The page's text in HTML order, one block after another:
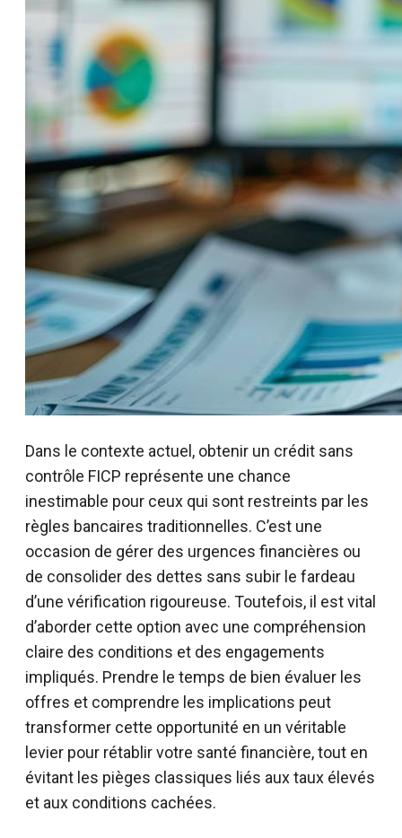
Dans le contexte actuel, obtenir un crédit sans
contrôle FICP représente une chance
inestimable pour ceux qui sont restreints par les
règles bancaires traditionnelles. C’est une
occasion de gérer des urgences financières ou
de consolider des dettes sans subir le fardeau
d’une vérification rigoureuse. Toutefois, il est vital
d’aborder cette option avec une compréhension
claire des conditions et des engagements
impliqués. Prendre le temps de bien évaluer les
offres et comprendre les implications peut
transformer cette opportunité en un véritable
levier pour rétablir votre santé financière, tout en
évitant les pièges classiques liés aux taux élevés
et aux conditions cachées.